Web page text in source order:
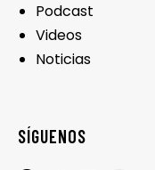
Podcast
Videos
Noticias
SÍGUENOS